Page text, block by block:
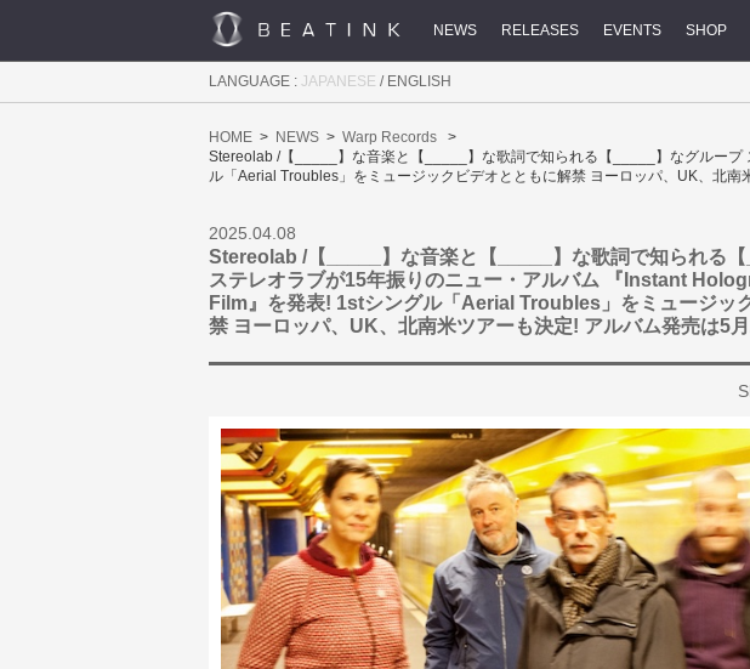
NEWS RELEASES EVENTS SHOP
LANGUAGE : JAPANESE / ENGLISH
HOME NEWS
Warp Records
Stereolab /【_____】な音楽と【_____】な歌詞で知られる【_____】なグルー
ル「Aerial Troubles」をミュージックビデオとともに解禁 ヨーロッパ、UK、北南
2025.04.08
Stereolab /【_____】な音楽と【_____】な歌詞で知られる
ステレオラブが15年振りのニュー・アルバム 『Instant
Film』を発表! 1stシングル「Aerial Troubles」をミュージッ
禁 ヨーロッパ、UK、北南米ツアーも決定! アルバム発売は5月